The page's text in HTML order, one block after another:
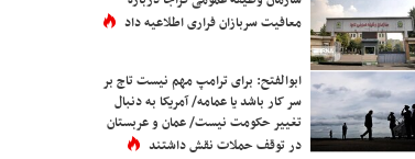
معافیت سربازان فراری اطلاعیه داد
ابوالفتح: برای ترامپ مهم نیست تاج بر
سر کار باشد یا عمامه/ آمریکا به دنبال
تغییر حکومت نیست/ عمان و عربستان
در توقف حملات نقش داشتند